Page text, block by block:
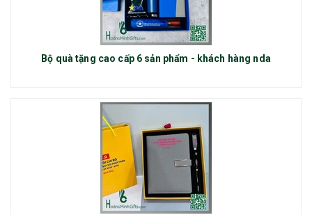
Bộ quà tặng cao cấp 6 sản phẩm - khách hàng nda